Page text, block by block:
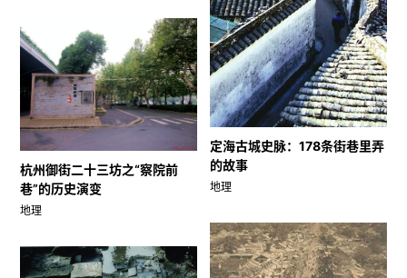
定海古城史脉：178条街巷里弄
的故事
地理
杭州御街二十三坊之“察院前
巷”的历史演变
地理